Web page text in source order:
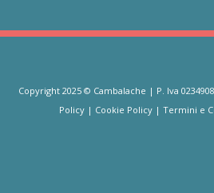
Copyright 2025 © Cambalache | P. Iva
Policy | Cookie Policy | Termini e